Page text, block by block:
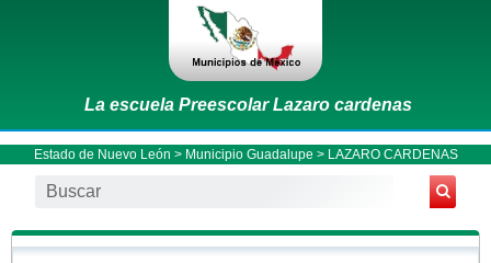
La escuela Preescolar Lazaro cardenas
Estado de Nuevo León > Municipio Guadalupe > LAZARO CARDENAS